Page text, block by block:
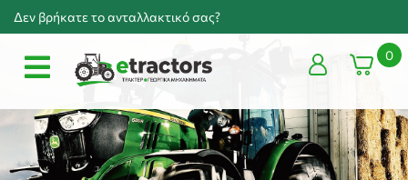
Δεν βρήκατε το ανταλλακτικό σας?
0